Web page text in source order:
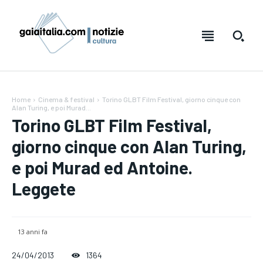
SUBSCRIBE
SUBSCRIBE
Home Cinema & festival
Torino GLBT Film Festival, giorno cinque con
Alan Turing, e poi Murad...
Torino GLBT Film Festival,
giorno cinque con Alan Turing,
e poi Murad ed Antoine.
Leggete
13 anni fa
24/04/2013 1364